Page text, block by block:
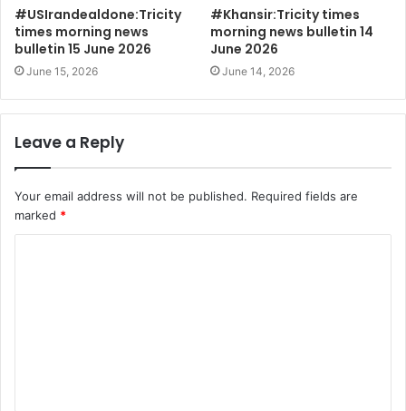
#USIrandealdone:Tricity
times morning news
bulletin 15 June 2026
June 15, 2026
#Khansir:Tricity times
morning news bulletin 14
June 2026
June 14, 2026
Leave a Reply
Your email address will not be published. Required fields are
marked *